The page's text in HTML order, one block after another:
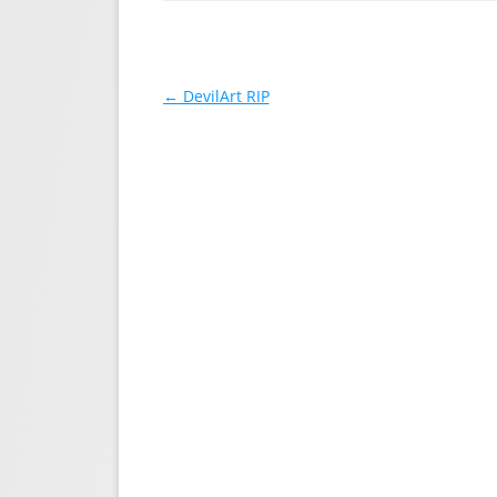
Навигация по записям
← DevilArt RIP